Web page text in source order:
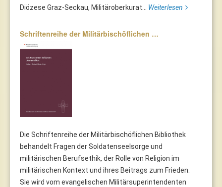
Diözese Graz-Seckau, Militäroberkurat... Weiterlesen
Schriftenreihe der Militärbischöflichen …
Die Schriftenreihe der Militärbischöflichen Bibliothek
behandelt Fragen der Soldatenseelsorge und
militärischen Berufsethik, der Rolle von Religion im
militärischen Kontext und ihres Beitrags zum Frieden.
Sie wird vom evangelischen Militärsuperintendenten